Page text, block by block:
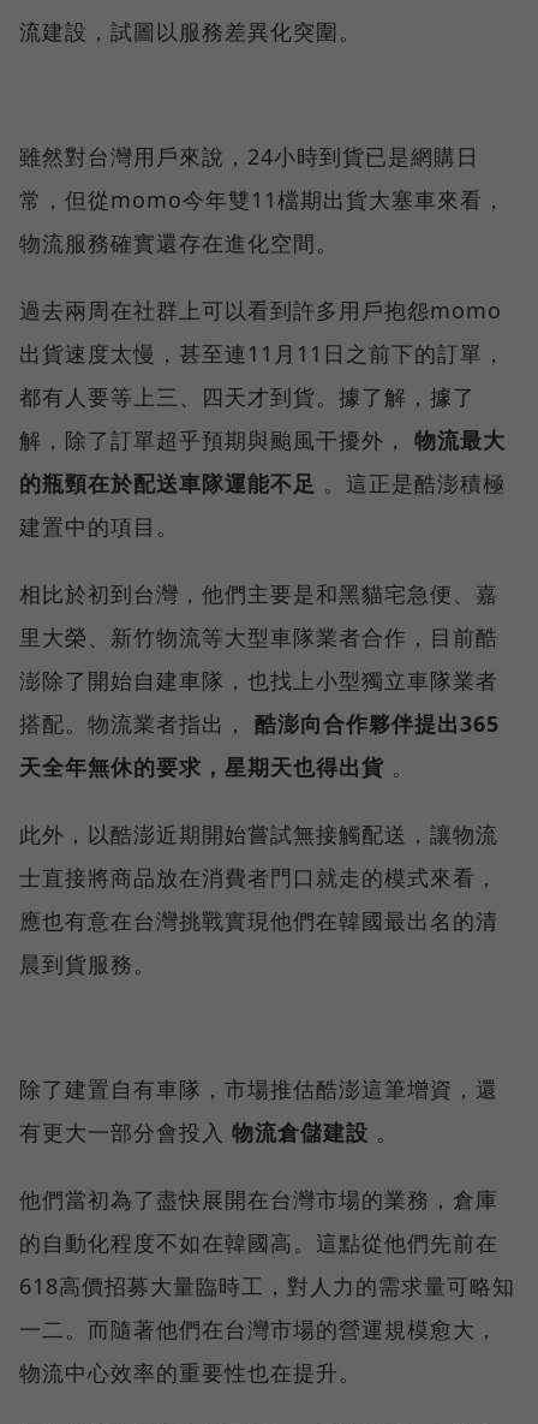
流建設，試圖以服務差異化突圍。
雖然對台灣用戶來說，24小時到貨已是網購日
常，但從momo今年雙11檔期出貨大塞車來看，
物流服務確實還存在進化空間。
過去兩周在社群上可以看到許多用戶抱怨momo
出貨速度太慢，甚至連11月11日之前下的訂單，
都有人要等上三、四天才到貨。據了解，據了
解，除了訂單超乎預期與颱風干擾外， 物流最大
的瓶頸在於配送車隊運能不足 。這正是酷澎積極
建置中的項目。
相比於初到台灣，他們主要是和黑貓宅急便、嘉
里大榮、新竹物流等大型車隊業者合作，目前酷
澎除了開始自建車隊，也找上小型獨立車隊業者
搭配。物流業者指出， 酷澎向合作夥伴提出365
天全年無休的要求，星期天也得出貨 。
此外，以酷澎近期開始嘗試無接觸配送，讓物流
士直接將商品放在消費者門口就走的模式來看，
應也有意在台灣挑戰實現他們在韓國最出名的清
晨到貨服務。
除了建置自有車隊，市場推估酷澎這筆增資，還
有更大一部分會投入 物流倉儲建設 。
他們當初為了盡快展開在台灣市場的業務，倉庫
的自動化程度不如在韓國高。這點從他們先前在
618高價招募大量臨時工，對人力的需求量可略知
一二。而隨著他們在台灣市場的營運規模愈大，
物流中心效率的重要性也在提升。